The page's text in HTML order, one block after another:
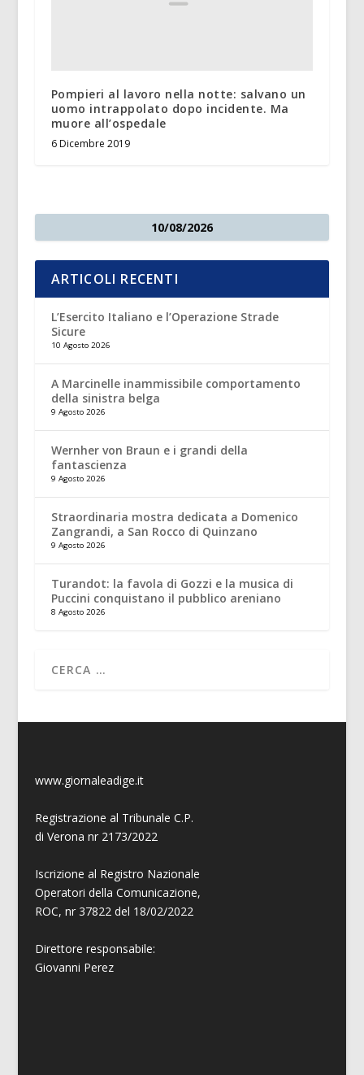
Pompieri al lavoro nella notte: salvano un
uomo intrappolato dopo incidente. Ma
muore all’ospedale
6 Dicembre 2019
10/08/2026
ARTICOLI RECENTI
L’Esercito Italiano e l’Operazione Strade
Sicure
10 Agosto 2026
A Marcinelle inammissibile comportamento
della sinistra belga
9 Agosto 2026
Wernher von Braun e i grandi della
fantascienza
9 Agosto 2026
Straordinaria mostra dedicata a Domenico
Zangrandi, a San Rocco di Quinzano
9 Agosto 2026
Turandot: la favola di Gozzi e la musica di
Puccini conquistano il pubblico areniano
8 Agosto 2026
www.giornaleadige.it
Registrazione al Tribunale C.P.
di Verona nr 2173/2022
Iscrizione al Registro Nazionale
Operatori della Comunicazione,
ROC, nr 37822 del 18/02/2022
Direttore responsabile:
Giovanni Perez